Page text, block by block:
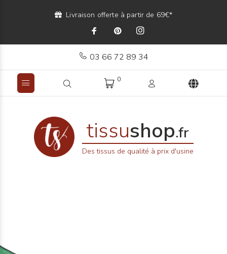
Livraison offerte à partir de 69€*
03 66 72 89 34
0
tissushop.fr
Des tissus de qualité à prix d'usine